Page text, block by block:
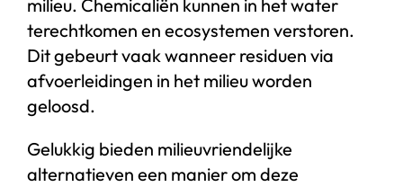
milieu. Chemicaliën kunnen in het water
terechtkomen en ecosystemen verstoren.
Dit gebeurt vaak wanneer residuen via
afvoerleidingen in het milieu worden
geloosd.
Gelukkig bieden milieuvriendelijke
alternatieven een manier om deze